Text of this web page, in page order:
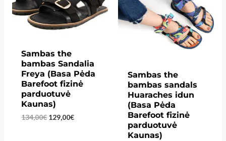
Sambas the
bambas Sandalia
Freya (Basa Pėda
Barefoot fizinė
parduotuvė
Kaunas)
134,00€ Original
129,00€Current
Sambas the
bambas sandals
Huaraches idun
(Basa Pėda
Barefoot fizinė
parduotuvė
Kaunas)